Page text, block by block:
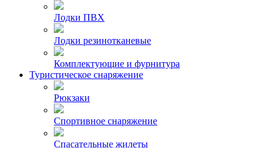
Лодки ПВХ
Лодки резинотканевые
Комплектующие и фурнитура
Туристическое снаряжение
Рюкзаки
Спортивное снаряжение
Спасательные жилеты